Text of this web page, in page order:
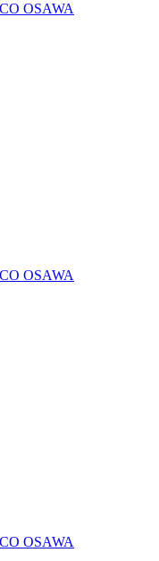
OSAWA
OSAWA
OSAWA